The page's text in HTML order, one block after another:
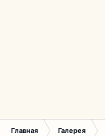
Главная Галерея